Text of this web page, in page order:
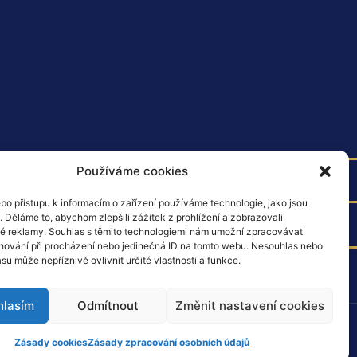
Používáme cookies
přístupu k informacím o zařízení používáme technologie, jako jsou
Děláme to, abychom zlepšili zážitek z prohlížení a zobrazovali
reklamy. Souhlas s těmito technologiemi nám umožní zpracovávat
při procházení nebo jedinečná ID na tomto webu. Nesouhlas nebo
může nepříznivě ovlivnit určité vlastnosti a funkce.
Odmítnout Změnit nastavení cookies
Zásady cookiesZásady zpracování osobních údajů
Next Generation EU.